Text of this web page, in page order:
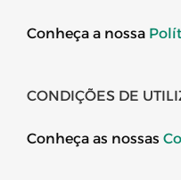
Conheça a nossa
CONDIÇÕES DE
Conheça as nossas